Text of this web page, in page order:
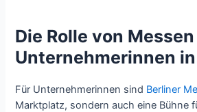
Die Rolle von
Unternehmerinnen
Für Unternehmerinnen sind Berliner
Marktplatz, sondern auch eine Bühne